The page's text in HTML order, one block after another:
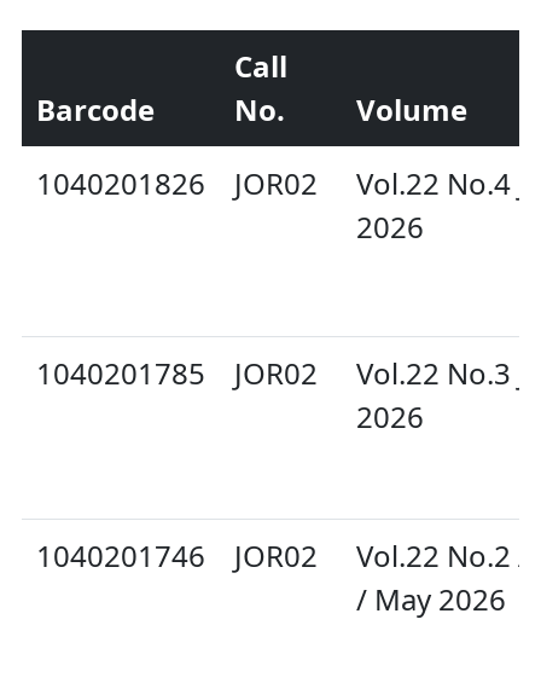
Barcode
Call
No.
Volume
1040201826
JOR02
Vol.22 No.4
2026
1040201785 JOR02
Vol.22 No.3
2026
1040201746 JOR02
Vol.22 No.2
/ May 2026